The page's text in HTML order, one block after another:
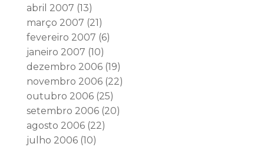
abril 2007 (13)
março 2007 (21)
fevereiro 2007 (6)
janeiro 2007 (10)
dezembro 2006(19)
novembro 2006(22)
outubro 2006(25)
setembro 2006(20)
agosto 2006(22)
julho 2006(10)